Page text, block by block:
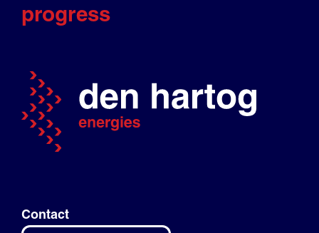
progress
Contact